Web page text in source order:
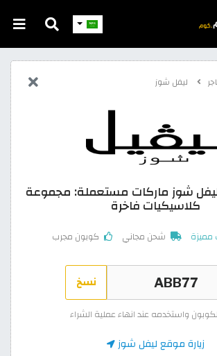
ليفل شوز
شوز ماركات مستعملة: مجموعة
كلاسيكيات فاخرة
شحن مجاني كوبون مجرب
نسخ
واستخدمه عند انهاء عملية الشراء
زيارة موقع ليفل شوز